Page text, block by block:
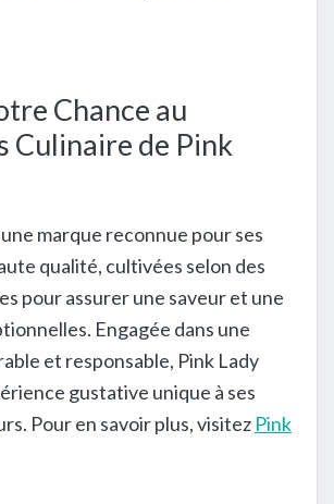
Chance au
Culinaire de Pink
marque reconnue pour ses
qualité, cultivées selon des
pour assurer une saveur et une
Engagée dans une
et responsable, Pink Lady
gustative unique à ses
Pour en savoir plus, visitez Pink